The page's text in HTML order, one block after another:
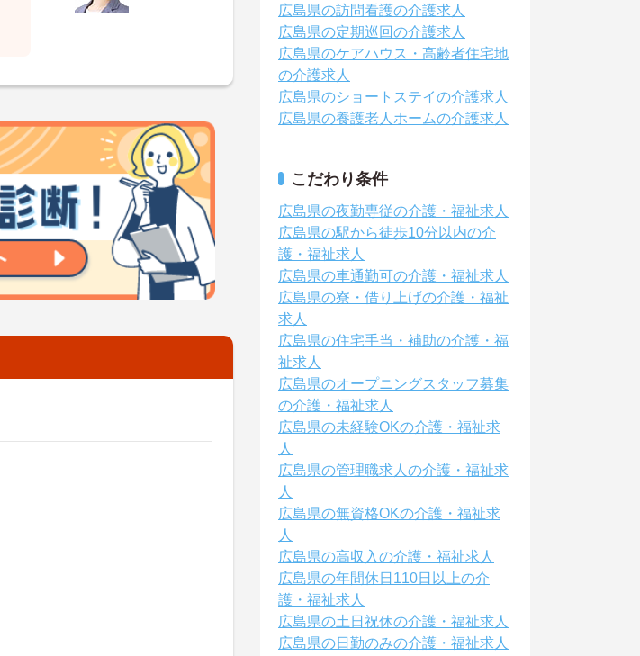
広島県の訪問看護の介護求人
広島県の定期巡回の介護求人
広島県のケアハウス・高齢者住宅地
の介護求人
広島県のショートステイの介護求人
広島県の養護老人ホームの介護求人
こだわり条件
広島県の夜勤専従の介護・福祉求人
広島県の駅から徒歩10分以内の介
護・福祉求人
広島県の車通勤可の介護・福祉求人
広島県の寮・借り上げの介護・福祉
求人
広島県の住宅手当・補助の介護・福
祉求人
広島県のオープニングスタッフ募集
の介護・福祉求人
広島県の未経験OKの介護・福祉求
人
広島県の管理職求人の介護・福祉求
人
広島県の無資格OKの介護・福祉求
人
広島県の高収入の介護・福祉求人
広島県の年間休日110日以上の介
護・福祉求人
広島県の土日祝休の介護・福祉求人
広島県の日勤のみの介護・福祉求人